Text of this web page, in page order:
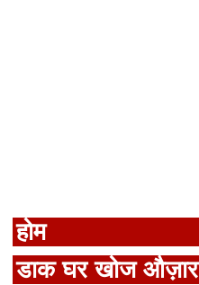
होम
डाक घर खोज औज़ार